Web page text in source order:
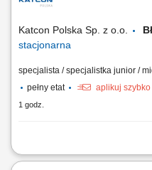
działami w celu rozwiązywania
Katcon Polska Sp. z o.o.
stacjonarna
specjalista / specjalistka junior /
pełny etat
aplikuj szybko
1 godz.
Zadania: prowadzenie